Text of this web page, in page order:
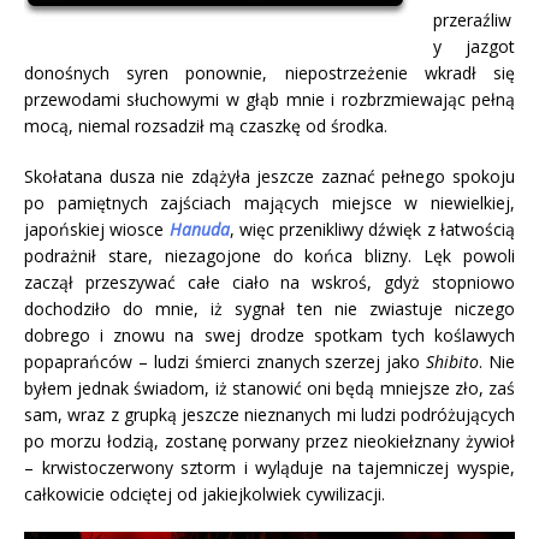
przeraźliw
y jazgot
donośnych syren ponownie, niepostrzeżenie wkradł się
przewodami słuchowymi w głąb mnie i rozbrzmiewając pełną
mocą, niemal rozsadził mą czaszkę od środka.
Skołatana dusza nie zdążyła jeszcze zaznać pełnego spokoju
po pamiętnych zajściach mających miejsce w niewielkiej,
japońskiej wiosce Hanuda, więc przenikliwy dźwięk z łatwością
podrażnił stare, niezagojone do końca blizny. Lęk powoli
zaczął przeszywać całe ciało na wskroś, gdyż stopniowo
dochodziło do mnie, iż sygnał ten nie zwiastuje niczego
dobrego i znowu na swej drodze spotkam tych koślawych
popaprańców – ludzi śmierci znanych szerzej jakoShibito. Nie
byłem jednak świadom, iż stanowić oni będą mniejsze zło, zaś
sam, wraz z grupką jeszcze nieznanych mi ludzi podróżujących
po morzu łodzią, zostanę porwany przez nieokiełznany żywioł
– krwistoczerwony sztorm i wyląduje na tajemniczej wyspie,
całkowicie odciętej od jakiejkolwiek cywilizacji.